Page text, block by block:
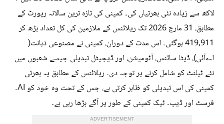
لاکھ سے زیادہ نئی بھرتیاں کی۔ کمپنی کی تازہ ترین سالانہ رپورٹ کے
مطابق، 31 مارچ 2026 تک ریلائنس کے ملازمین کی کل تعداد بڑھ کر
419,911 ہوگئی۔ اس مدت کے دوران، کمپنی نے مصنوعی ذہانت(
اےآئی)، ڈیٹا سائنس، آٹومیشن، اور ڈیجیٹل تبدیلی جیسے شعبوں میں
نئے ٹیلنٹ کو شامل کرنے پر توجہ دی۔ ریلائنس کے مطابق یہ بھرتی
کمپنی کی اس تبدیلی کو ظاہر کرتی ہے، جس کے تحت وہ خود کو AI۔
فرسٹ اور ڈیپ۔ ٹیک کمپنی کے طور پر آگے بڑھا رہی ہے۔
ADVERTISEMENT